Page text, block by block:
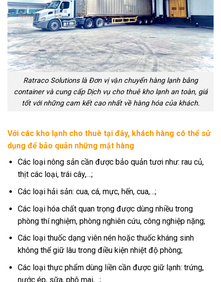
Ratraco Solutions là Đơn vị vận chuyển hàng lạnh bằng
container và cung cấp Dịch vụ cho thuê kho lạnh an toàn, giá
tốt với những cam kết cao nhất về hàng hóa của khách.
Với các kho lạnh cho thuê tại đây, khách hàng có thể sử
dụng để bảo quản những mặt hàng
Các loại nông sản cần được bảo quản tươi như: rau củ,
thịt các loại, trái cây,…;
Các loại hải sản: cua, cá, mực, hến, cua,…;
Các loại hóa chất quan trọng được dùng nhiều trong
phòng thí nghiệm, phòng nghiên cứu, công nghiệp nặng;
Các loại thuốc dạng viên nén hoặc thuốc kháng sinh
không thể giữ lâu trong điều kiện nhiệt độ phòng;
Các loại thực phẩm dùng liền cần được giữ lạnh: trứng,
nước ép, sữa, phô mai,…;